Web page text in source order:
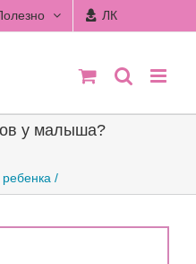
ЛК
у малыша?